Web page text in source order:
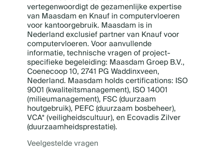
vertegenwoordigt de gezamenlijke expertise
van Maasdam en Knauf in computervloeren
voor kantoorgebruik. Maasdam is in
Nederland exclusief partner van Knauf voor
computervloeren. Voor aanvullende
informatie, technische vragen of project-
specifieke begeleiding: Maasdam Groep B.V.,
Coenecoop 10, 2741 PG Waddinxveen,
Nederland. Maasdam holds certifications: ISO
9001 (kwaliteitsmanagement), ISO 14001
(milieumanagement), FSC (duurzaam
houtgebruik), PEFC (duurzaam bosbeheer),
VCA* (veiligheidscultuur), en Ecovadis Zilver
(duurzaamheidsprestatie).
Veelgestelde vragen